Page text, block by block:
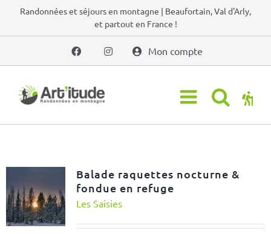
PasserRandonnées et séjours en montagne | Beaufortain, Val d'Arly,
et partout en France !
Mon compte
Balade raquettes nocturne &
fondue en refuge
Les Saisies